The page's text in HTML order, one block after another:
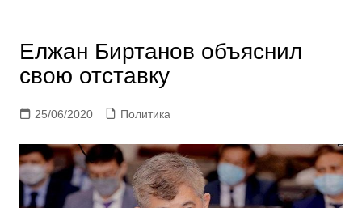
Елжан Биртанов объяснил
свою отставку
25/06/2020 Политика